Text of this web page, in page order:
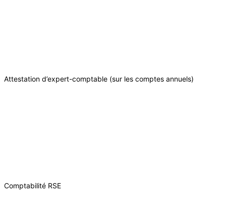
Attestation d’expert-comptable (sur les comptes annuels)
Comptabilité RSE